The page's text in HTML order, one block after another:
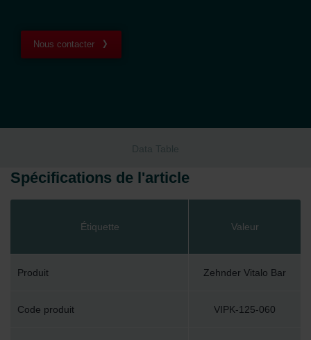
Nous contacter
Data Table
Spécifications de l'article
Étiquette Valeur
Produit Zehnder Vitalo Bar
Code produit VIPK-125-060